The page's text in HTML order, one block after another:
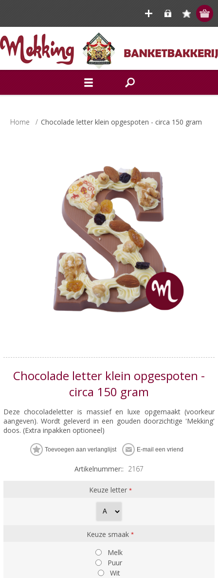
Home / Chocolade letter klein opgespoten - circa 150 gram
Chocolade letter klein opgespoten -
circa 150 gram
Deze chocoladeletter is massief en luxe opgemaakt (voorkeur
aangeven). Wordt geleverd in een gouden doorzichtige 'Mekking'
doos. (Extra inpakken optioneel)
Artikelnummer:: 2167
Keuze letter *
Keuze smaak*
Melk
Puur
Wit